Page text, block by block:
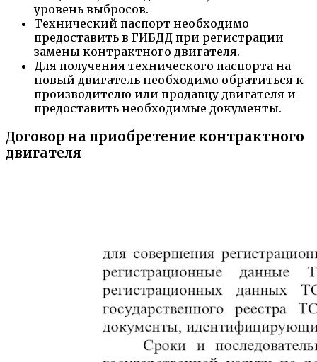
уровень выбросов.
Технический паспорт необходимо
предоставить в ГИБДД при регистрации
замены контрактного двигателя.
Для получения технического паспорта на
новый двигатель необходимо обратиться к
производителю или продавцу двигателя и
предоставить необходимые документы.
Договор на приобретение контрактного
двигателя